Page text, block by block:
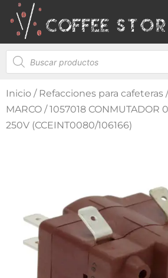
Inicio / Refacciones para cafeteras
MARCO / 1057018 CONMUTADOR
250V (CCEINT0080/106166)